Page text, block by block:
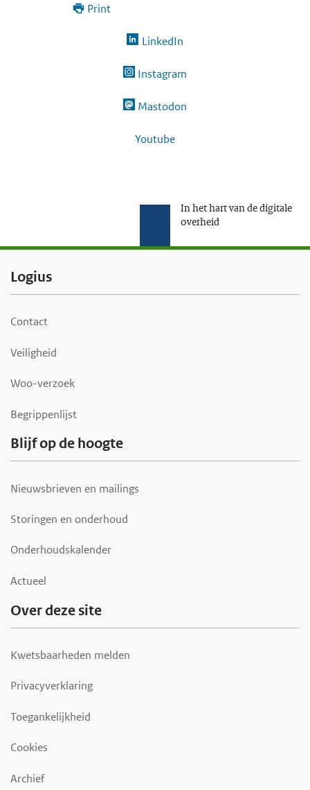
Print
LinkedIn
Instagram
Mastodon
Youtube
In het hart van de digitale
overheid
F
o
o
e
r
Logius
Contact
Veiligheid
Woo-verzoek
Begrippenlijst
Blijf op de hoogte
Nieuwsbrieven en mailings
Storingen en onderhoud
Onderhoudskalender
Actueel
Over deze site
Kwetsbaarheden melden
Privacyverklaring
Toegankelijkheid
Cookies
Archief